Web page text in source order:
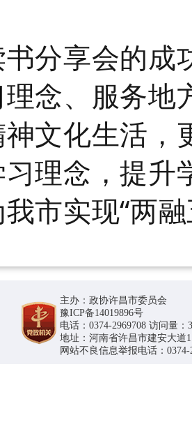
分享会的成
念、服务地
神文化生活，
理念，提升
市实现“两
主办：政协许昌市委员会
豫ICP备14019896号
电话：0374-2969708 访问量：
地址：河南省许昌市建安大道
网站不良信息举报电话：